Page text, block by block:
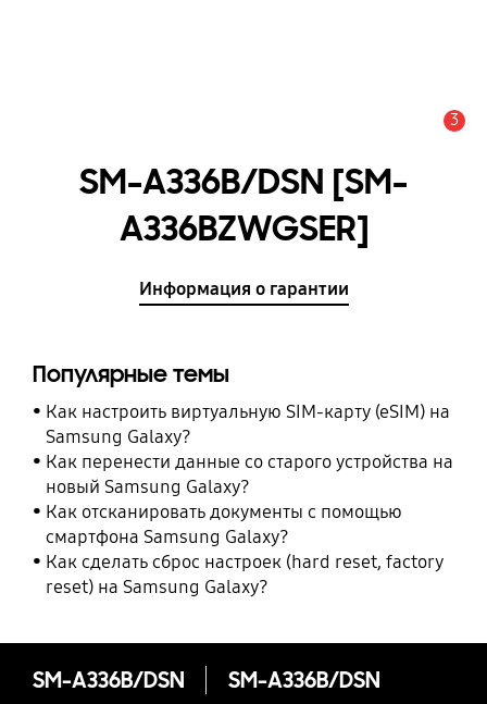
3
SM-A336B/DSN [SM-
A336BZWGSER]
Информация о гарантии
Популярные темы
Как настроить виртуальную SIM-карту (eSIM) на
Samsung Galaxy?
Как перенести данные со старого устройства на
новый Samsung Galaxy?
Как отсканировать документы с помощью
смартфона Samsung Galaxy?
Как сделать сброс настроек (hard reset, factory
reset) на Samsung Galaxy?
SM-A336B/DSN SM-A336B/DSN